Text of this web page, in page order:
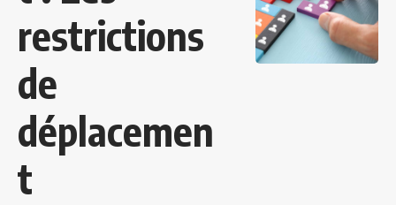
restrictions
de
déplacemen
t